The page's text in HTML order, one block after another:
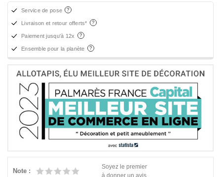
Service de pose
Livraison et retour offerts*
Paiement jusqu'à 12x
Ensemble pour la planète
Note :
Soyez le premier
à donner un avis